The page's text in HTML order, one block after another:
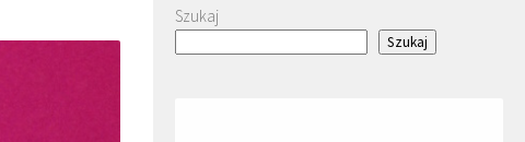
Szukaj
Szukaj